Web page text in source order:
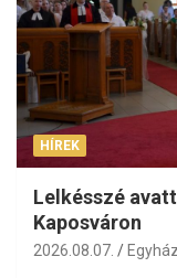
HÍREK
Lelkésszé
Kaposváron
2026.08.07.